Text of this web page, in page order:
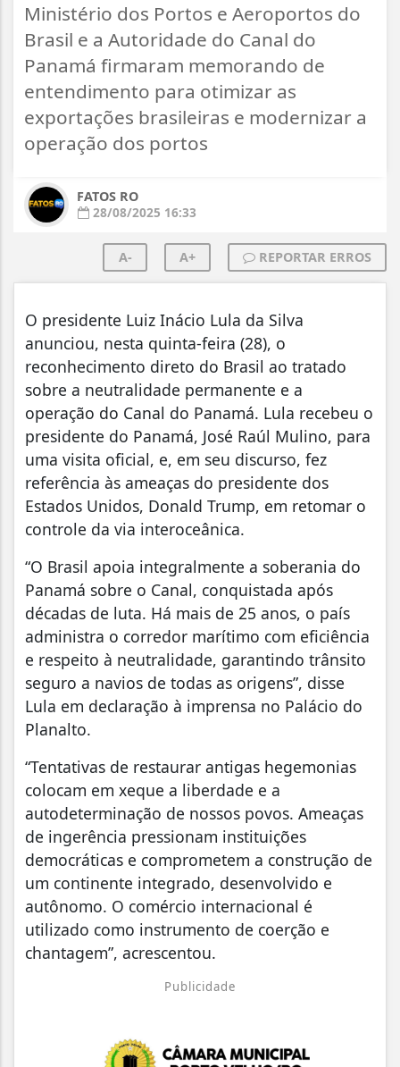
Ministério dos Portos e Aeroportos do
Brasil e a Autoridade do Canal do
Panamá firmaram memorando de
entendimento para otimizar as
exportações brasileiras e modernizar a
operação dos portos
FATOS RO
28/08/2025 16:33
A- A+ REPORTAR ERROS
O presidente Luiz Inácio Lula da Silva
anunciou, nesta quinta-feira (28), o
reconhecimento direto do Brasil ao tratado
sobre a neutralidade permanente e a
operação do Canal do Panamá. Lula recebeu o
presidente do Panamá, José Raúl Mulino, para
uma visita oficial, e, em seu discurso, fez
referência às ameaças do presidente dos
Estados Unidos, Donald Trump, em retomar o
controle da via interoceânica.
“O Brasil apoia integralmente a soberania do
Panamá sobre o Canal, conquistada após
décadas de luta. Há mais de 25 anos, o país
administra o corredor marítimo com eficiência
e respeito à neutralidade, garantindo trânsito
seguro a navios de todas as origens”, disse
Lula em declaração à imprensa no Palácio do
Planalto.
“Tentativas de restaurar antigas hegemonias
colocam em xeque a liberdade e a
autodeterminação de nossos povos. Ameaças
de ingerência pressionam instituições
democráticas e comprometem a construção de
um continente integrado, desenvolvido e
autônomo. O comércio internacional é
utilizado como instrumento de coerção e
chantagem”, acrescentou.
Publicidade